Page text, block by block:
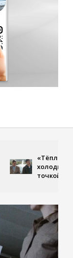
«Тёплый ветер с
холодная земля
точкой нового